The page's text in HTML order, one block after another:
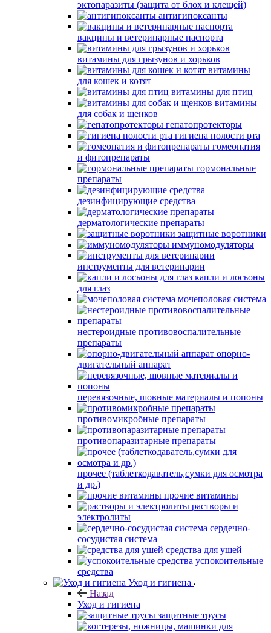
эктопаразиты (защита от блох и клещей)
антигипоксанты
вакцины и ветеринарные паспорта
витамины для грызунов и хорьков
витамины
для кошек и котят
витамины для птиц
витамины
для собак и щенков
гепатопротекторы
гигиена полости рта
гомеопатия
и фитопрепараты
гормональные
препараты
дезинфицирующие средства
дерматологические препараты
защитные воротники
иммуномодуляторы
инструменты для ветеринарии
капли и лосьоны
для глаз
мочеполовая система
нестероидные противовоспалительные
препараты
опорно-
двигательный аппарат
перевязочные, шовные материалы и попоны
противомикробные препараты
противопаразитарные препараты
прочее (таблеткодаватель,сумки для осмотра
и др.)
прочие витамины
растворы и
электролиты
сердечно-
сосудистая система
средства для ушей
успокоительные
средства
Уход и гигиена
Назад
Уход и гигиена
защитные трусы